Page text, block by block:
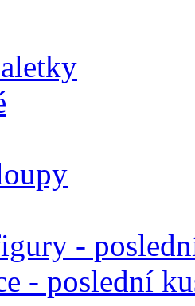
-
- poslední